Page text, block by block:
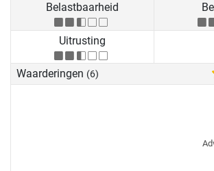
Belastbaarheid
Uitrusting
Waarderingen (6)